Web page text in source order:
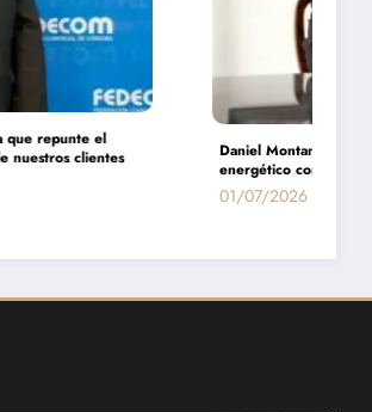
«Todavía pagamos el costo del populismo
los cortes de gas»